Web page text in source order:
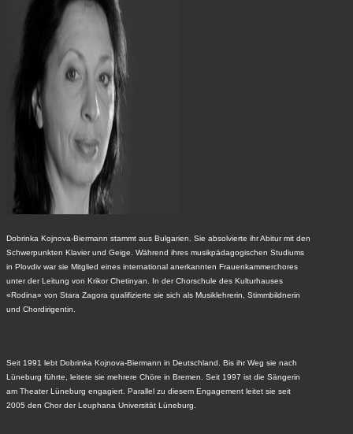
Dobrinka Kojnova-Biermann stammt aus Bulgarien. Sie absolvierte ihr Abitur mit den
Schwerpunkten Klavier und Geige. Während ihres musikpädagogischen Studiums
in Plovdiv war sie Mitglied eines international anerkannten Frauenkammerchores
unter der Leitung von Krikor Chetinyan. In der Chorschule des Kulturhauses
«Rodina» von Stara Zagora qualifizierte sie sich als Musiklehrerin, Stimmbildnerin
und Chordirigentin.
Seit 1991 lebt Dobrinka Kojnova-Biermann in Deutschland. Bis ihr Weg sie nach
Lüneburg führte, leitete sie mehrere Chöre in Bremen. Seit 1997 ist die Sängerin
am Theater Lüneburg engagiert. Parallel zu diesem Engagement leitet sie seit
2005 den Chor der Leuphana Universität Lüneburg.